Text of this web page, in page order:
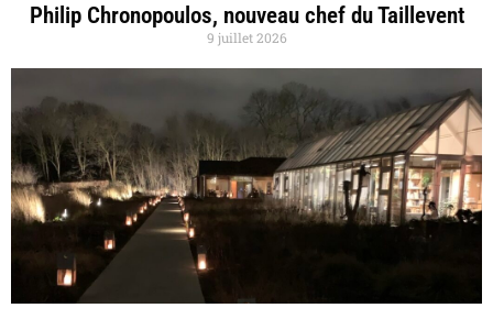
Philip Chronopoulos, nouveau chef du Taillevent
9 juillet 2026